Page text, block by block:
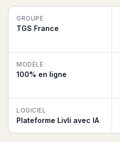
GROUPE
TGS France
MODÈLE
100% en ligne
LOGICIEL
Plateforme Livli avec IA